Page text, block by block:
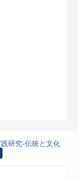
研究-伝統と文化